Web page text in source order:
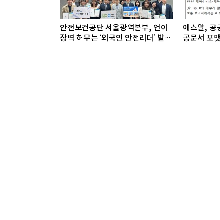
안전보건공단 서울광역본부, 언어
장벽 허무는 ‘외국인 안전리더’ 발대
에스알, 공
공문서 포